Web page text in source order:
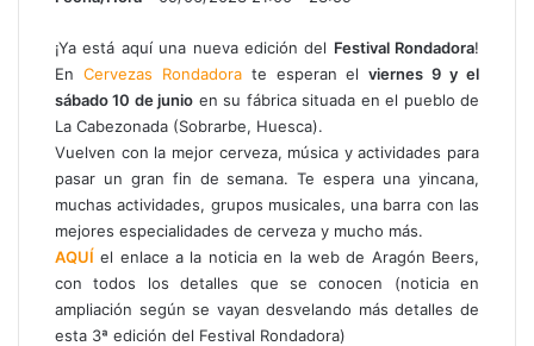
¡Ya está aquí una nueva edición del Festival Rondadora!
En Cervezas Rondadorate esperan elviernes 9 y el
sábado 10 de junio en su fábrica situada en el pueblo de
La Cabezonada (Sobrarbe, Huesca).
Vuelven con la mejor cerveza, música y actividades para
pasar un gran fin de semana. Te espera una yincana,
muchas actividades, grupos musicales, una barra con las
mejores especialidades de cerveza y mucho más.
AQUÍ el enlace a la noticia en la web de Aragón Beers,
con todos los detalles que se conocen (noticia en
ampliación según se vayan desvelando más detalles de
esta 3ª edición del Festival Rondadora)